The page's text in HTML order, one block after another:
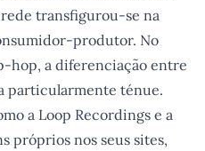
transfigurou-se na
produtor. No
hop, a diferenciação entre
particularmente ténue.
a Loop Recordings e a
próprios nos seus sites,